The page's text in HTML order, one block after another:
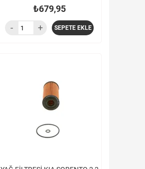
₺679,95
SEPETE EKLE